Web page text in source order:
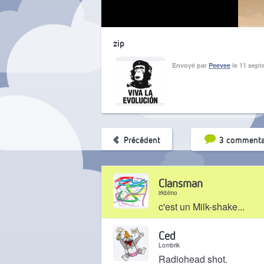
zip
Envoyé par Peevee le 11
Précédent 3Tri par
Clansman
irkblmo
c'est un Milk-shake...
Ced
Lombrik
Radiohead shot.